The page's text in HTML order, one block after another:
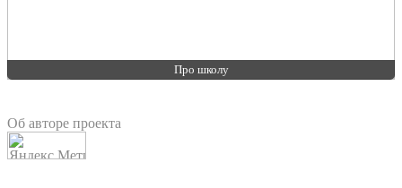
Про школу
Об авторе проекта